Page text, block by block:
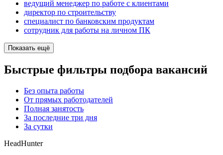
ведущий менеджер по работе с клиентами
директор по строительству
специалист по банковским продуктам
сотрудник для работы на личном ПК
Показать ещё
Быстрые фильтры подбора вакансий
Без опыта работы
От прямых работодателей
Полная занятость
За последние три дня
За сутки
HeadHunter